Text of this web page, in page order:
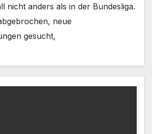
nicht anders als in der Bundesliga.
neue
gesucht,